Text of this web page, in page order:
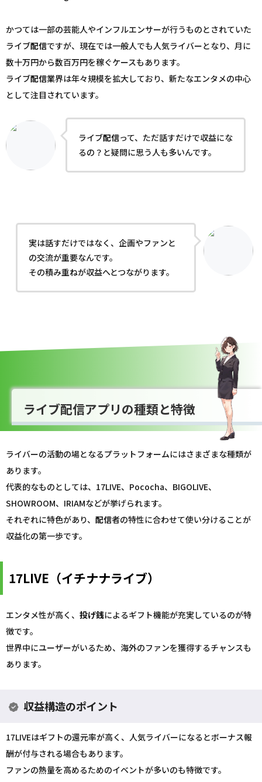
かつては一部の芸能人やインフルエンサーが行うものとされていた
ライブ配信ですが、現在では一般人でも人気ライバーとなり、月に
数十万円から数百万円を稼ぐケースもあります。
ライブ配信業界は年々規模を拡大しており、新たなエンタメの中心
として注目されています。
ライブ配信って、ただ話すだけで収益にな
るの？と疑問に思う人も多いんです。
実は話すだけではなく、企画やファンと
の交流が重要なんです。
その積み重ねが収益へとつながります。
ライブ配信アプリの種類と特徴
ライバーの活動の場となるプラットフォームにはさまざまな種類が
あります。
代表的なものとしては、17LIVE、Pococha、BIGOLIVE、
SHOWROOM、IRIAMなどが挙げられます。
それぞれに特色があり、 配信者の特性に合わせて使い分けることが
収益化の第一歩です。
17LIVE（イチナナライブ）
エンタメ性が高く、 投げ銭によるギフト機能が充実しているのが特
徴です。
世界中にユーザーがいるため、海外のファンを獲得するチャンスも
あります。
収益構造のポイント
17LIVEはギフトの還元率が高く、人気ライバーになるとボーナス報
酬が付与される場合もあります。
ファンの熱量を高めるためのイベントが多いのも特徴です。